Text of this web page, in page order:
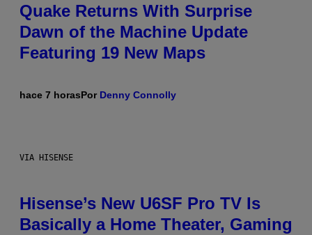
Quake Returns With Surprise
Dawn of the Machine Update
Featuring 19 New Maps
hace 7 horasPor Denny Connolly
VIA HISENSE
Hisense’s New U6SF Pro TV Is
Basically a Home Theater, Gaming